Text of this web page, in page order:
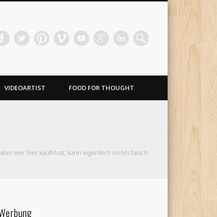
VIDEOARTIST FOOD FOR THOUGHT
wer hier kauft/isst, kann eigentlich nichts falsch